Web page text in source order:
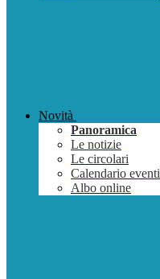
Novità
Panoramica
Le notizie
Le circolari
Calendario eventi
Albo online